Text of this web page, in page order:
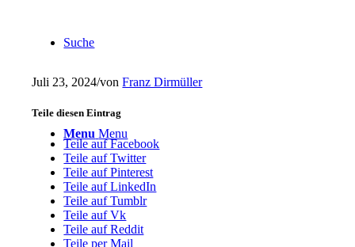
Suche
Menu Menu
Juli 23, 2024/vonFranz Dirmüller
Teile diesen Eintrag
Teile auf Facebook
Teile auf Twitter
Teile auf Pinterest
Teile auf LinkedIn
Teile auf Tumblr
Teile auf Vk
Teile auf Reddit
Teile per Mail